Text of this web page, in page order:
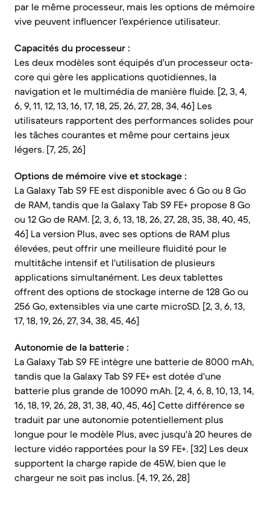
par le même processeur, mais les options de mémoire
vive peuvent influencer l'expérience utilisateur.
Capacités du processeur :
Les deux modèles sont équipés d'un processeur octa-
core qui gère les applications quotidiennes, la
navigation et le multimédia de manière fluide. [2, 3, 4,
6, 9, 11, 12, 13, 16, 17, 18, 25, 26, 27, 28, 34, 46] Les
utilisateurs rapportent des performances solides pour
les tâches courantes et même pour certains jeux
légers. [7, 25, 26]
Options de mémoire vive et stockage :
La Galaxy Tab S9 FE est disponible avec 6 Go ou 8 Go
de RAM, tandis que la Galaxy Tab S9 FE+ propose 8 Go
ou 12 Go de RAM. [2, 3, 6, 13, 18, 26, 27, 28, 35, 38, 40, 45,
46] La version Plus, avec ses options de RAM plus
élevées, peut offrir une meilleure fluidité pour le
multitâche intensif et l'utilisation de plusieurs
applications simultanément. Les deux tablettes
offrent des options de stockage interne de 128 Go ou
256 Go, extensibles via une carte microSD. [2, 3, 6, 13,
17, 18, 19, 26, 27, 34, 38, 45, 46]
Autonomie de la batterie :
La Galaxy Tab S9 FE intègre une batterie de 8000 mAh,
tandis que la Galaxy Tab S9 FE+ est dotée d'une
batterie plus grande de 10090 mAh. [2, 4, 6, 8, 10, 13, 14,
16, 18, 19, 26, 28, 31, 38, 40, 45, 46] Cette différence se
traduit par une autonomie potentiellement plus
longue pour le modèle Plus, avec jusqu'à 20 heures de
lecture vidéo rapportées pour la S9 FE+. [32] Les deux
supportent la charge rapide de 45W, bien que le
chargeur ne soit pas inclus. [4, 19, 26, 28]